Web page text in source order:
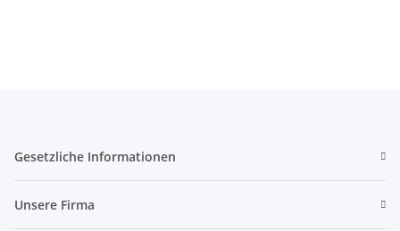
Gesetzliche Informationen
Unsere Firma